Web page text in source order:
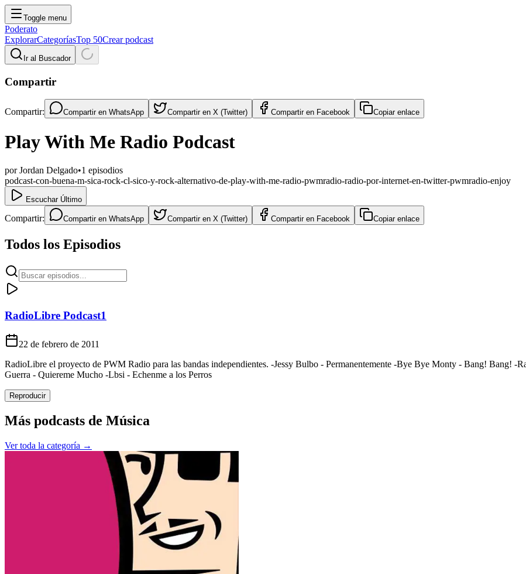
Toggle menu
Poderato
ExplorarCategoríasTop 50Crear podcast
Ir al Buscador
Compartir
Compartir: Compartir en WhatsApp Compartir en X (Twitter) Compartir en Facebook Copiar enlace
Play With Me Radio Podcast
porJordan Delgado•1 episodios
podcast-con-buena-m-sica-rock-cl-sico-y-rock-alternativo-de-play-with-me-radio-pwmradio-radio-por-internet-en-twitter-pwmradio-enjoy
Escuchar Último
Compartir: Compartir en WhatsApp Compartir en X (Twitter) Compartir en Facebook Copiar enlace
Todos los Episodios
RadioLibre Podcast1
22 de febrero de 2011
RadioLibre el proyecto de PWM Radio para las bandas independientes. -Jessy Bulbo - Permanentemente -Bye Bye Monty - Bang! Bang!
Guerra - Quiereme Mucho -Lbsi - Echenme a los Perros
Reproducir
Más podcasts de Música
Ver toda la categoría →